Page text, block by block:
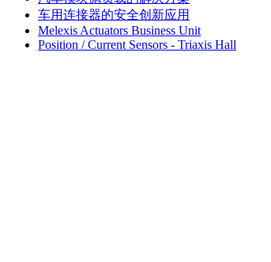
车用连接器的安全创新应用
Melexis Actuators Business Unit
Position / Current Sensors - Triaxis Hall